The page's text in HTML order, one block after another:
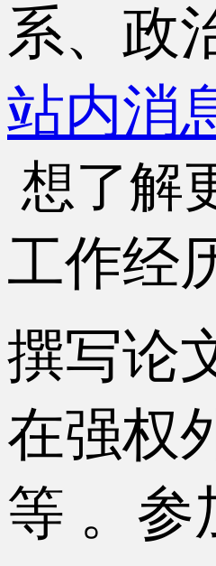
系、政
站内消
想了解
工作经
撰写论
在强权
等 。参